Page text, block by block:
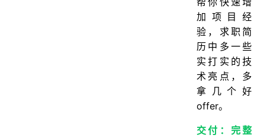
加项目经
验，求职简
历中多一些
实打实的技
术亮点，多
拿几个好
offer。
交付：完整